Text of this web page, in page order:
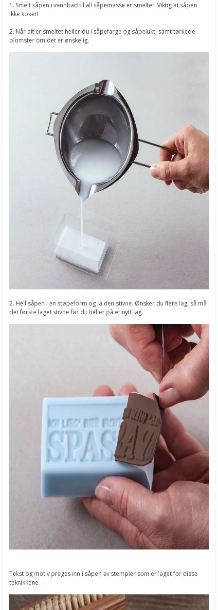
1. Smelt såpen i vannbad til all såpemasse er smeltet. Viktig at såpen
ikke koker!
2. Når alt er smeltet heller du i såpefarge og såpelukt, samt tørkede
blomster om det er ønskelig.
2. Hell såpen i en støpeform og la den stivne. Ønsker du flere lag, så må
det første laget stivne før du heller på et nytt lag.
Tekst og motiv preges inn i såpen av stempler som er laget for disse
teknikkene.